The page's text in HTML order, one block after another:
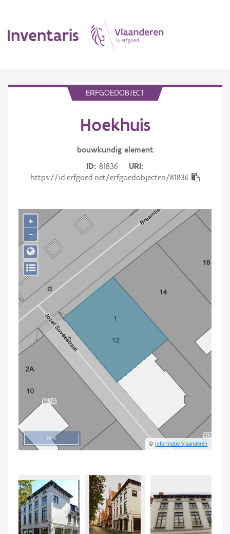
Inventaris
Gebeurtenis
Persoon of collectief
Downloads
Hergebruik
Aanmelden
ERFGOEDOBJECT
Hoekhuis
bouwkundig element
ID 81836
URI
https://id.erfgoed.net/erfgoedobjecten/81836
10 m
©Informatie Vlaanderen
+
−